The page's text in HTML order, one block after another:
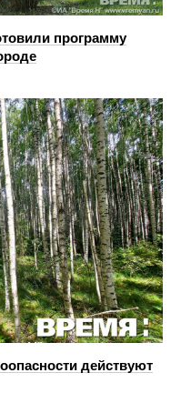
программу
действуют